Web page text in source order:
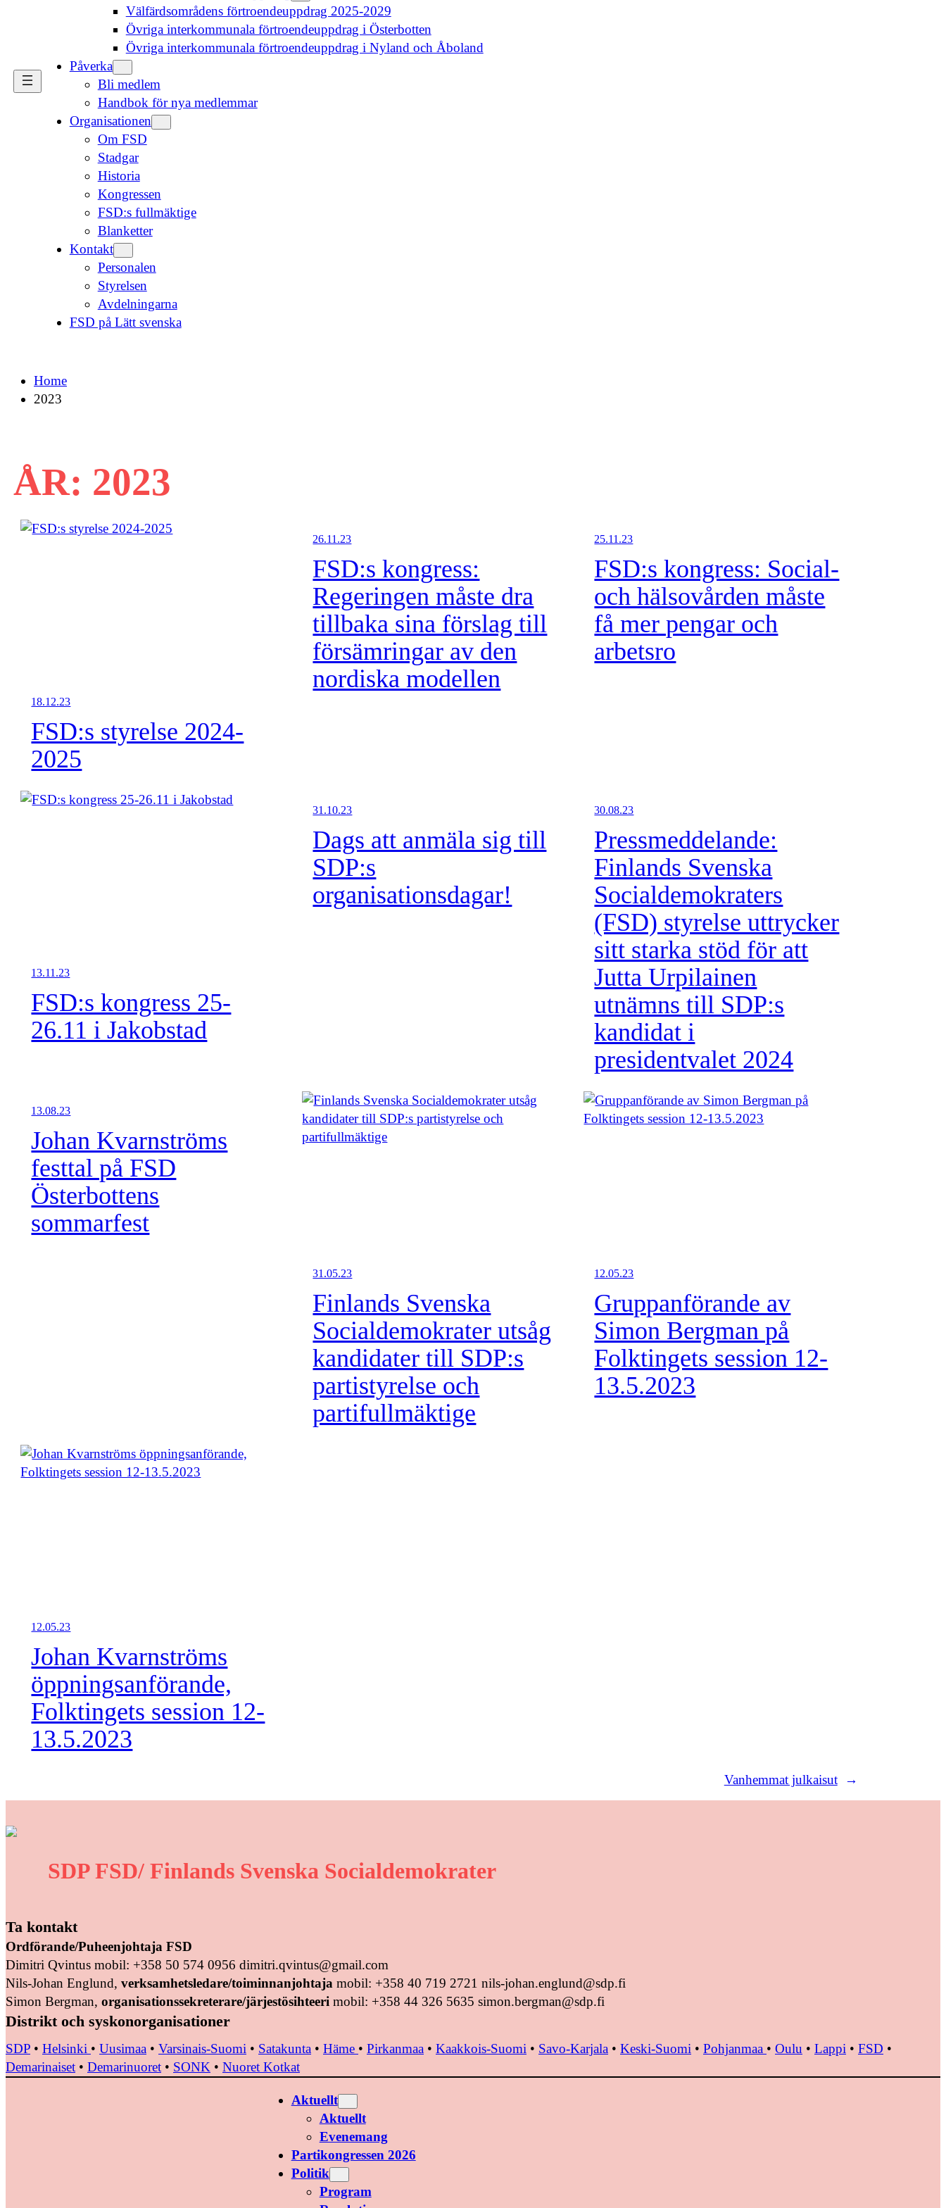
Välfärdsområdens förtroendeuppdrag 2025-2029
Övriga interkommunala förtroendeuppdrag i Österbotten
Övriga interkommunala förtroendeuppdrag i Nyland och Åboland
Påverka
Bli medlem
Handbok för nya medlemmar
Organisationen
Om FSD
Stadgar
Historia
Kongressen
FSD:s fullmäktige
Blanketter
Kontakt
Personalen
Styrelsen
Avdelningarna
FSD på Lätt svenska
Home
2023
ÅR: 2023
18.12.23
FSD:s styrelse 2024-
2025
26.11.23
FSD:s kongress:
Regeringen måste dra
tillbaka sina förslag till
försämringar av den
nordiska modellen
25.11.23
FSD:s kongress: Social-
och hälsovården måste
få mer pengar och
arbetsro
13.11.23
FSD:s kongress 25-
26.11 i Jakobstad
31.10.23
Dags att anmäla sig till
SDP:s
organisationsdagar!
30.08.23
Pressmeddelande:
Finlands Svenska
Socialdemokraters
(FSD) styrelse uttrycker
sitt starka stöd för att
Jutta Urpilainen
utnämns till SDP:s
kandidat i
presidentvalet 2024
13.08.23
Johan Kvarnströms
festtal på FSD
Österbottens
sommarfest
31.05.23
Finlands Svenska
Socialdemokrater utsåg
kandidater till SDP:s
partistyrelse och
partifullmäktige
12.05.23
Gruppanförande av
Simon Bergman på
Folktingets session 12-
13.5.2023
12.05.23
Johan Kvarnströms
öppningsanförande,
Folktingets session 12-
13.5.2023
Vanhemmat julkaisut →
SDP FSD/ Finlands Svenska Socialdemokrater
Ta kontakt
Ordförande/Puheenjohtaja FSD
Dimitri Qvintus mobil: +358 50 574 0956 dimitri.qvintus@gmail.com
Nils-Johan Englund, verksamhetsledare/toiminnanjohtaja mobil: +358 40 719 2721 nils-johan.englund@sdp.fi
Simon Bergman, organisationssekreterare/järjestösihteeri mobil: +358 44 326 5635 simon.bergman@sdp.fi
Distrikt och syskonorganisationer
SDP • Helsinki • Uusimaa • Varsinais-Suomi • Satakunta • Häme • Pirkanmaa • Kaakkois-Suomi • Savo-Karjala • Keski-Suomi • Pohjanmaa • Oulu • Lappi • FSD •
Demarinaiset • Demarinuoret • SONK • Nuoret Kotkat
Aktuellt
Aktuellt
Evenemang
Partikongressen 2026
Politik
Program